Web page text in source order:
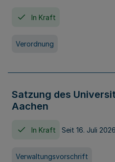
In Kraft
Verordnung
Satzung des
Aachen
In Kraft Seit 16. Juli 2026
Verwaltungsvorschrift